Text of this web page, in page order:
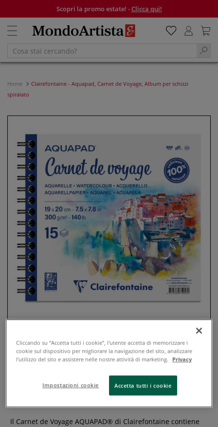
Scopri la promo estate! -Clicca qui!
Home
Clairefontaine - Aquapad, Carnet de Voyage, Album per schizzi
spiralato
Clairefontaine - Aquapad, Carnet
spiralato
Il Carnet de Voyage AQUAPAD® di Clairefontaine contiene
Cliccando su “Accetta tutti i cookie”, l'utente accetta di memorizzare i
cookie sul dispositivo per migliorare la navigazione del sito, analizzare
l'utilizzo del sito e assistere nelle nostre attività di marketing.
Privacy
Impostazioni cookie Accetta tutti i cookie